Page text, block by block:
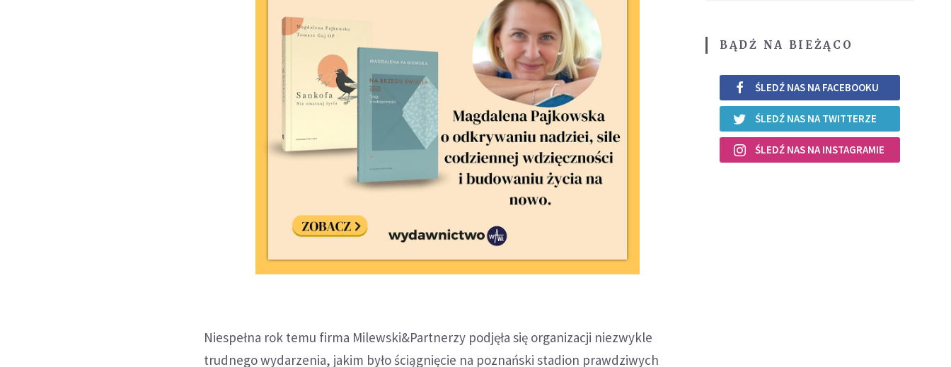
Niespełna rok temu firma Milewski&Partnerzy podjęła się organizacji niezwykle
trudnego wydarzenia, jakim było ściągnięcie na poznański stadion prawdziwych
BĄDŹ NA BIEŻĄCO
ŚLEDŹ NAS NA FACEBOOKU
ŚLEDŹ NAS NA TWITTERZE
ŚLEDŹ NAS NA INSTAGRAMIE